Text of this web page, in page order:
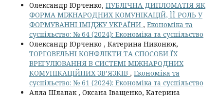
Олександр Юрченко, ПУБЛІЧНА ДИПЛОМАТІЯ ЯК
ФОРМА МІЖНАРОДНИХ КОМУНІКАЦІЙ, ЇЇ РОЛЬ У
ФОРМУВАННІ ІМІДЖУ УКРАЇНИ , Економіка та
суспільство: № 64 (2024): Економіка та суспільство
Олександр Юрченко , Катерина Никонюк,
ТОРГОВЕЛЬНІ КОНФЛІКТИ ТА СПОСОБИ ЇХ
ВРЕГУЛЮВАННЯ В СИСТЕМІ МІЖНАРОДНИХ
КОМУНІКАЦІЙНИХ ЗВ’ЯЗКІВ , Економіка та
суспільство: № 61 (2024): Економіка та суспільство
Алла Шлапак , Оксана Іващенко, Катерина